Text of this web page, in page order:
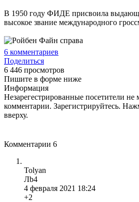
В 1950 году ФИДЕ присвоила
высокое звание международного
6 комментариев
Поделиться
6 446 просмотров
Пишите в форме ниже
Информация
Незарегестрированные посетители не
комментарии. Зарегистрируйтесь.
вверху.
Комментарии 6
Tolyan
Лb4
4 февраля 2021 18:24
+2